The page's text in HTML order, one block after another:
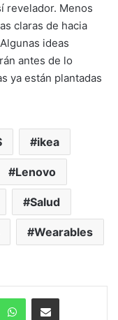
revelador. Menos
claras de hacia
ideas
antes de lo
ya están plantadas
ikea
Lenovo
Salud
Wearables
WhatsAppCompartir por correo electrónico